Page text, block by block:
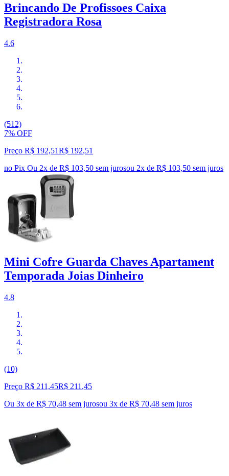
Brincando De Profissoes Caixa
Registradora Rosa
4.6
(512)
7% OFF
Preço R$ 192,51R$ 192,51
no Pix Ou 2x de R$ 103,50 sem jurosou 2x de R$ 103,50 sem juros
Mini Cofre Guarda Chaves Apartament
Temporada Joias Dinheiro
4.8
(10)
Preço R$ 211,45R$ 211 ,45
Ou 3x de R$ 70,48 sem jurosou 3x de R$ 70,48 sem juros